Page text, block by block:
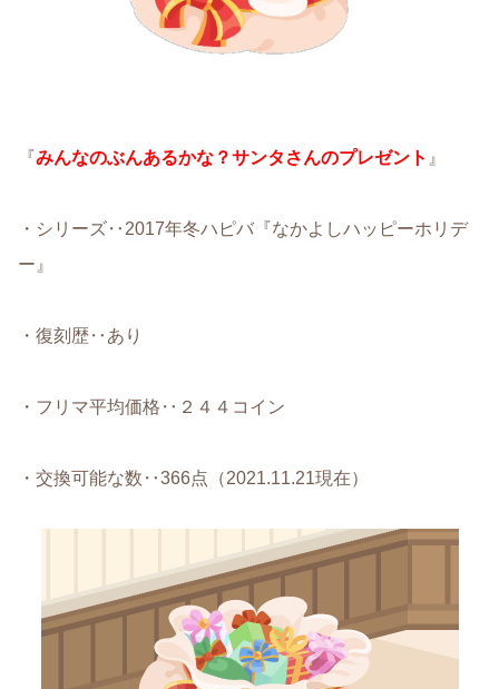
『みんなのぶんあるかな？サンタさんのプレゼント 』
・シリーズ‥2017年冬ハピバ『なかよしハッピーホリデ
ー』
・復刻歴‥あり
・フリマ平均価格‥２４４コイン
・交換可能な数‥366点（2021.11.21現在）